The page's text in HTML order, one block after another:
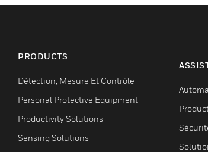
PRODUCTS
Détection, Mesure Et Contrôle
Personal Protective Equipment
Productivity Solutions
Sensing Solutions